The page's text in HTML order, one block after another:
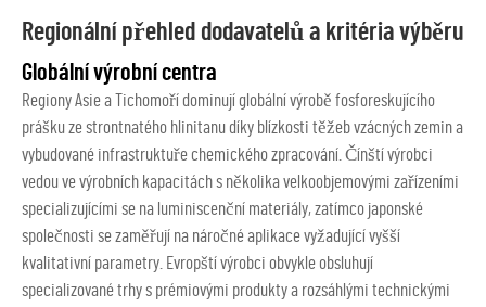
Regionální přehled dodavatelů a kritéria výběru
Globální výrobní centra
Regiony Asie a Tichomoří dominují globální výrobě fosforeskujícího
prášku ze strontnatého hlinitanu díky blízkosti těžeb vzácných zemin a
vybudované infrastruktuře chemického zpracování. Čínští výrobci
vedou ve výrobních kapacitách s několika velkoobjemovými zařízeními
specializujícími se na luminiscenční materiály, zatímco japonské
společnosti se zaměřují na náročné aplikace vyžadující vyšší
kvalitativní parametry. Evropští výrobci obvykle obsluhují
specializované trhy s prémiovými produkty a rozsáhlými technickými